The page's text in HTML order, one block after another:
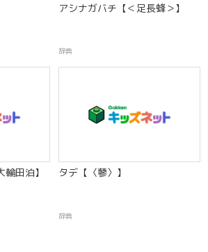
アシナガバチ【＜足長蜂＞】
辞典
田泊】 タデ【〈蓼〉】
辞典